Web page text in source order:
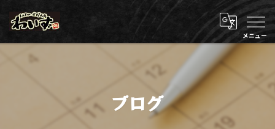
ブログ